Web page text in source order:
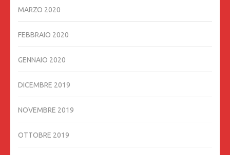
MARZO 2020
FEBBRAIO 2020
GENNAIO 2020
DICEMBRE 2019
NOVEMBRE 2019
OTTOBRE 2019